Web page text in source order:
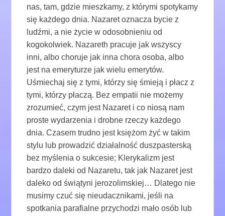
nas, tam, gdzie mieszkamy, z którymi spotykamy
się każdego dnia. Nazaret oznacza bycie z
ludźmi, a nie życie w odosobnieniu od
kogokolwiek. Nazareth pracuje jak wszyscy
inni, albo choruje jak inna chora osoba, albo
jest na emeryturze jak wielu emerytów.
Uśmiechaj się z tymi, którzy się śmieją i płacz z
tymi, którzy płaczą. Bez empatii nie możemy
zrozumieć, czym jest Nazaret i co niosą nam
proste wydarzenia i drobne rzeczy każdego
dnia. Czasem trudno jest księżom żyć w takim
stylu lub prowadzić działalność duszpasterską
bez myślenia o sukcesie; Klerykalizm jest
bardzo daleki od Nazaretu, tak jak Nazaret jest
daleko od świątyni jerozolimskiej… Dlatego nie
musimy czuć się nieudacznikami, jeśli na
spotkania parafialne przychodzi mało osób lub